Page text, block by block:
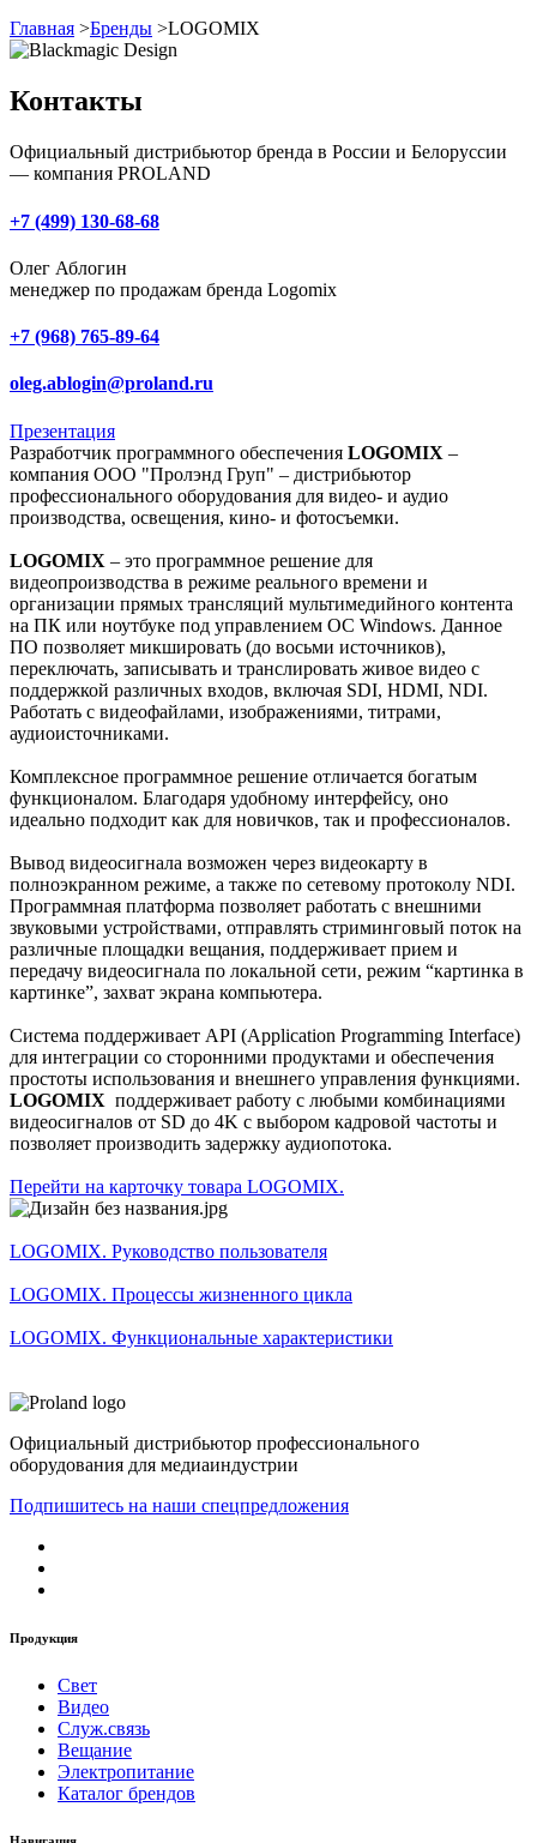
Главная >Бренды >LOGOMIX
Контакты
Официальный дистрибьютор бренда в России и Белоруссии
— компания PROLAND
+7 (499) 130-68-68
Олег Аблогин
менеджер по продажам бренда Logomix
+7 (968) 765-89-64
oleg.ablogin@proland.ru
Презентация
Разработчик программного обеспечения LOGOMIX –
компания ООО "Пролэнд Груп" – дистрибьютор
профессионального оборудования для видео- и аудио
производства, освещения, кино- и фотосъемки.
LOGOMIX – это программное решение для
видеопроизводства в режиме реального времени и
организации прямых трансляций мультимедийного контента
на ПК или ноутбуке под управлением ОС Windows. Данное
ПО позволяет микшировать (до восьми источников),
переключать, записывать и транслировать живое видео с
поддержкой различных входов, включая SDI, HDMI, NDI.
Работать с видеофайлами, изображениями, титрами,
аудиоисточниками.
Комплексное программное решение отличается богатым
функционалом. Благодаря удобному интерфейсу, оно
идеально подходит как для новичков, так и профессионалов.
Вывод видеосигнала возможен через видеокарту в
полноэкранном режиме, а также по сетевому протоколу NDI.
Программная платформа позволяет работать с внешними
звуковыми устройствами, отправлять стриминговый поток на
различные площадки вещания, поддерживает прием и
передачу видеосигнала по локальной сети, режим “картинка в
картинке”, захват экрана компьютера.
Система поддерживает API (Application Programming Interface)
для интеграции со сторонними продуктами и обеспечения
простоты использования и внешнего управления функциями.
LOGOMIX поддерживает работу с любыми комбинациями
видеосигналов от SD до 4K с выбором кадровой частоты и
позволяет производить задержку аудиопотока.
Перейти на карточку товара LOGOMIX.
LOGOMIX. Руководство пользователя
LOGOMIX. Процессы жизненного цикла
LOGOMIX. Функциональные характеристики
Официальный дистрибьютор профессионального
оборудования для медиаиндустрии
Подпишитесь на наши спецпредложения
Продукция
Свет
Видео
Служ.связь
Вещание
Электропитание
Каталог брендов